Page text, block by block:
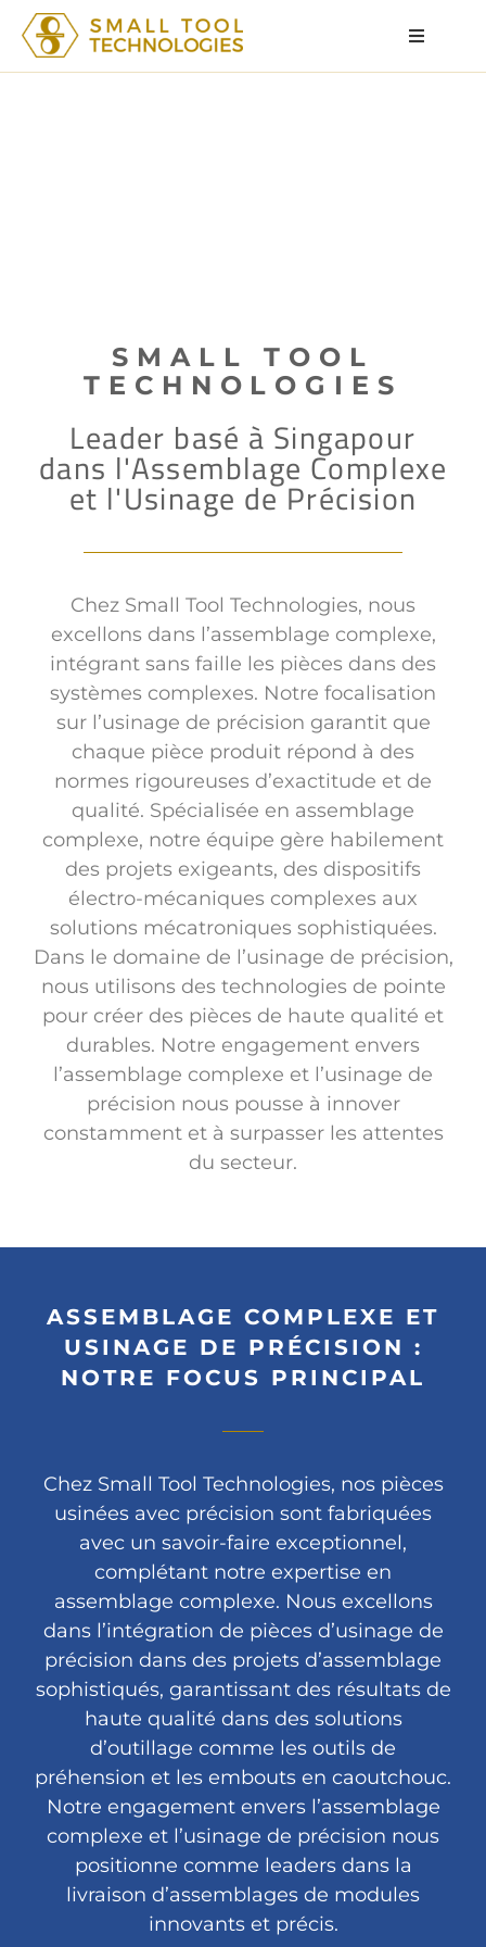
SMALL TOOL
TECHNOLOGIES
Leader basé à Singapour
dans l'Assemblage Complexe
et l'Usinage de Précision
Chez Small Tool Technologies, nous
excellons dans l’assemblage complexe,
intégrant sans faille les pièces dans des
systèmes complexes. Notre focalisation
sur l’usinage de précision garantit que
chaque pièce produit répond à des
normes rigoureuses d’exactitude et de
qualité. Spécialisée en assemblage
complexe, notre équipe gère habilement
des projets exigeants, des dispositifs
électro-mécaniques complexes aux
solutions mécatroniques sophistiquées.
Dans le domaine de l’usinage de précision,
nous utilisons des technologies de pointe
pour créer des pièces de haute qualité et
durables. Notre engagement envers
l’assemblage complexe et l’usinage de
précision nous pousse à innover
constamment et à surpasser les attentes
du secteur.
ASSEMBLAGE COMPLEXE ET
USINAGE DE PRÉCISION :
NOTRE FOCUS PRINCIPAL
Chez Small Tool Technologies, nos pièces
usinées avec précision sont fabriquées
avec un savoir-faire exceptionnel,
complétant notre expertise en
assemblage complexe. Nous excellons
dans l’intégration de pièces d’usinage de
précision dans des projets d’assemblage
sophistiqués, garantissant des résultats de
haute qualité dans des solutions
d’outillage comme les outils de
préhension et les embouts en caoutchouc.
Notre engagement envers l’assemblage
complexe et l’usinage de précision nous
positionne comme leaders dans la
livraison d’assemblages de modules
innovants et précis.